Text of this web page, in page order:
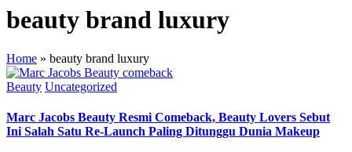
beauty brand luxury
Home » beauty brand luxury
Posted
Beauty Uncategorized
Marc Jacobs Beauty Resmi Comeback, Beauty Lovers Sebut
Ini Salah Satu Re-Launch Paling Ditunggu Dunia Makeup